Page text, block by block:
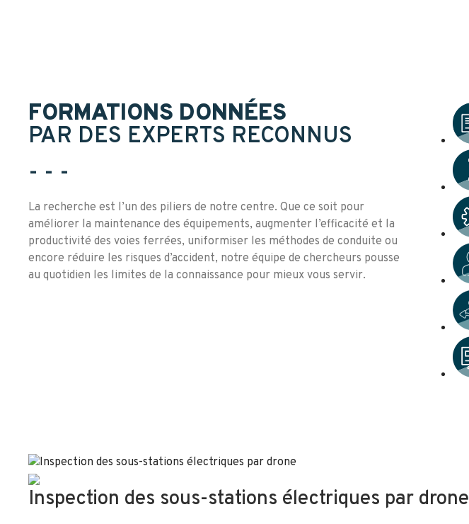
FORMATIONS DONNÉES
PAR DES EXPERTS RECONNUS
- - -
La recherche est l’un des piliers de notre centre. Que ce soit pour
améliorer la maintenance des équipements, augmenter l’efficacité et la
productivité des voies ferrées, uniformiser les méthodes de conduite ou
encore réduire les risques d’accident, notre équipe de chercheurs pousse
au quotidien les limites de la connaissance pour mieux vous servir.
Inspection des sous-stations électriques par drone